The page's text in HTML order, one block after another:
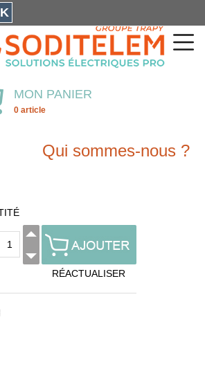
MON PANIER
0 article
Qui sommes-nous ?
RÉACTUALISER